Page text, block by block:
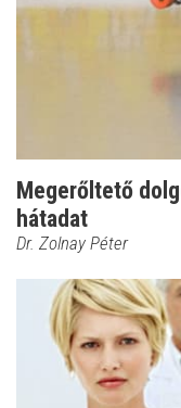
Megerőltető
hátadat
Dr. Zolnay Péter